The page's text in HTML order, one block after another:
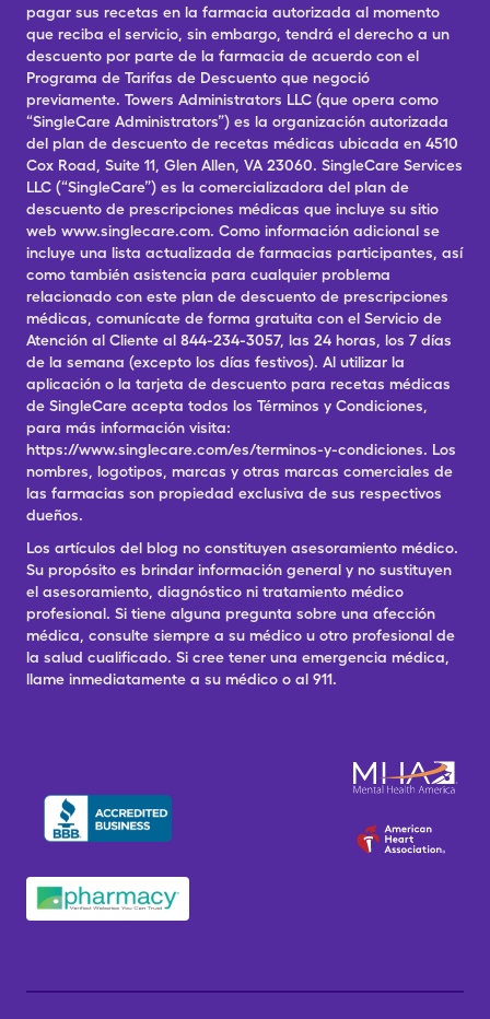
pagar sus recetas en la farmacia autorizada al momento
que reciba el servicio, sin embargo, tendrá el derecho a un
descuento por parte de la farmacia de acuerdo con el
Programa de Tarifas de Descuento que negoció
previamente. Towers Administrators LLC (que opera como
“SingleCare Administrators”) es la organización autorizada
del plan de descuento de recetas médicas ubicada en 4510
Cox Road, Suite 11, Glen Allen, VA 23060. SingleCare Services
LLC (“SingleCare”) es la comercializadora del plan de
descuento de prescripciones médicas que incluye su sitio
web www.singlecare.com. Como información adicional se
incluye una lista actualizada de farmacias participantes, así
como también asistencia para cualquier problema
relacionado con este plan de descuento de prescripciones
médicas, comunícate de forma gratuita con el Servicio de
Atención al Cliente al 844-234-3057, las 24 horas, los 7 días
de la semana (excepto los días festivos). Al utilizar la
aplicación o la tarjeta de descuento para recetas médicas
de SingleCare acepta todos los Términos y Condiciones,
para más información visita:
https://www.singlecare.com/es/terminos-y-condiciones. Los
nombres, logotipos, marcas y otras marcas comerciales de
las farmacias son propiedad exclusiva de sus respectivos
dueños.
Los artículos del blog no constituyen asesoramiento médico.
Su propósito es brindar información general y no sustituyen
el asesoramiento, diagnóstico ni tratamiento médico
profesional. Si tiene alguna pregunta sobre una afección
médica, consulte siempre a su médico u otro profesional de
la salud cualificado. Si cree tener una emergencia médica,
llame inmediatamente a su médico o al 911.